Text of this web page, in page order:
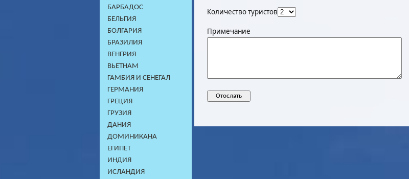
БАРБАДОС
БЕЛЬГИЯ
БОЛГАРИЯ
БРАЗИЛИЯ
ВЕНГРИЯ
ВЬЕТНАМ
ГАМБИЯ И СЕНЕГАЛ
ГЕРМАНИЯ
ГРЕЦИЯ
ГРУЗИЯ
ДАНИЯ
ДОМИНИКАНA
ЕГИПЕТ
ИНДИЯ
ИСЛАНДИЯ
Количество туристов
Примечание